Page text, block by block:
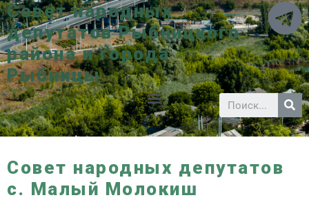
Совет народных
депутатов Рыбницкого
района и города
Рыбницы
Совет народных депутатов
с. Малый Молокиш